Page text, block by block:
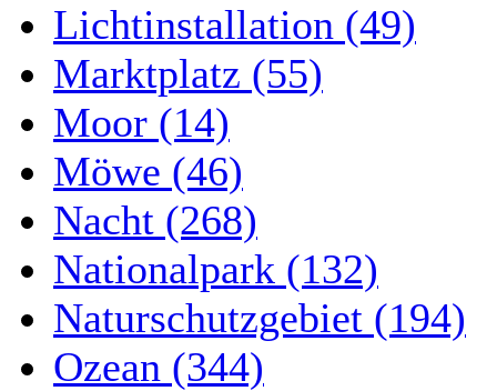
Lichtinstallation (49)
Marktplatz (55)
Moor (14)
Möwe (46)
Nacht (268)
Nationalpark (132)
Naturschutzgebiet (194)
Ozean (344)